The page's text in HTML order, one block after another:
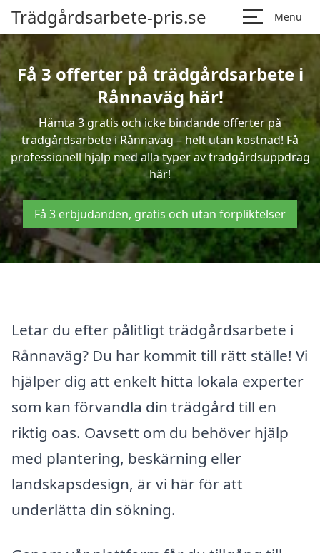
Trädgårdsarbete-pris.se Menu
Få 3 offerter på trädgårdsarbete i
Rånnaväg här!
Hämta 3 gratis och icke bindande offerter på
trädgårdsarbete i Rånnaväg – helt utan kostnad! Få
professionell hjälp med alla typer av trädgårdsuppdrag
här!
Få 3 erbjudanden, gratis och utan förpliktelser
Letar du efter pålitligt trädgårdsarbete i
Rånnaväg? Du har kommit till rätt ställe! Vi
hjälper dig att enkelt hitta lokala experter
som kan förvandla din trädgård till en
riktig oas. Oavsett om du behöver hjälp
med plantering, beskärning eller
landskapsdesign, är vi här för att
underlätta din sökning.